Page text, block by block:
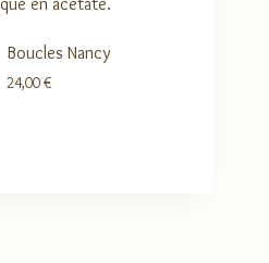
Boucles Nancy
24,00€